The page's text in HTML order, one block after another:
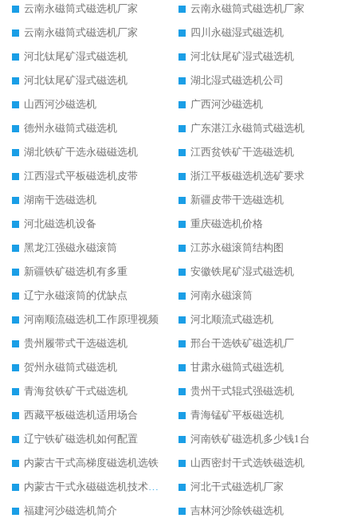
云南永磁筒式磁选机厂家
云南永磁筒式磁选机厂家
云南永磁筒式磁选机厂家
四川永磁湿式磁选机
河北钛尾矿湿式磁选机
河北钛尾矿湿式磁选机
河北钛尾矿湿式磁选机
湖北湿式磁选机公司
山西河沙磁选机
广西河沙磁选机
德州永磁筒式磁选机
广东湛江永磁筒式磁选机
湖北铁矿干选永磁磁选机
江西贫铁矿干选磁选机
江西湿式平板磁选机皮带
浙江平板磁选机选矿要求
湖南干选磁选机
新疆皮带干选磁选机
河北磁选机设备
重庆磁选机价格
黑龙江强磁永磁滚筒
江苏永磁滚筒结构图
新疆铁矿磁选机有多重
安徽铁尾矿湿式磁选机
辽宁永磁滚筒的优缺点
河南永磁滚筒
河南顺流磁选机工作原理视频
河北顺流式磁选机
贵州履带式干选磁选机
邢台干选铁矿磁选机厂
贺州永磁筒式磁选机
甘肃永磁筒式磁选机
青海贫铁矿干式磁选机
贵州干式辊式强磁选机
西藏平板磁选机适用场合
青海锰矿平板磁选机
辽宁铁矿磁选机如何配置
河南铁矿磁选机多少钱1台
内蒙古干式高梯度磁选机选铁
山西密封干式选铁磁选机
内蒙古干式永磁磁选机技术要求
河北干式磁选机厂家
福建河沙磁选机简介
吉林河沙除铁磁选机